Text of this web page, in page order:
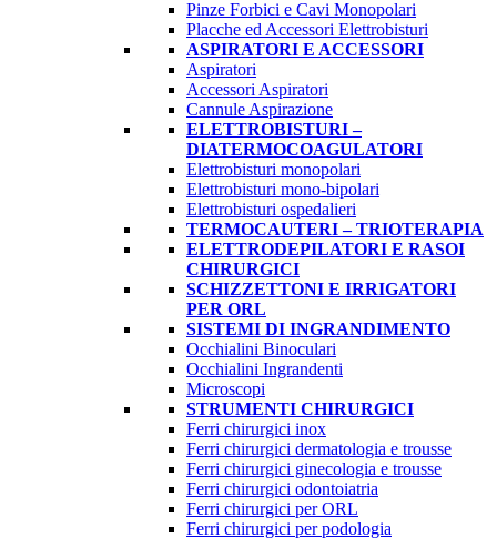
Pinze Forbici e Cavi Monopolari
Placche ed Accessori Elettrobisturi
ASPIRATORI E ACCESSORI
Aspiratori
Accessori Aspiratori
Cannule Aspirazione
ELETTROBISTURI –
DIATERMOCOAGULATORI
Elettrobisturi monopolari
Elettrobisturi mono-bipolari
Elettrobisturi ospedalieri
TERMOCAUTERI – TRIOTERAPIA
ELETTRODEPILATORI E RASOI
CHIRURGICI
SCHIZZETTONI E IRRIGATORI
PER ORL
SISTEMI DI INGRANDIMENTO
Occhialini Binoculari
Occhialini Ingrandenti
Microscopi
STRUMENTI CHIRURGICI
Ferri chirurgici inox
Ferri chirurgici dermatologia e trousse
Ferri chirurgici ginecologia e trousse
Ferri chirurgici odontoiatria
Ferri chirurgici per ORL
Ferri chirurgici per podologia